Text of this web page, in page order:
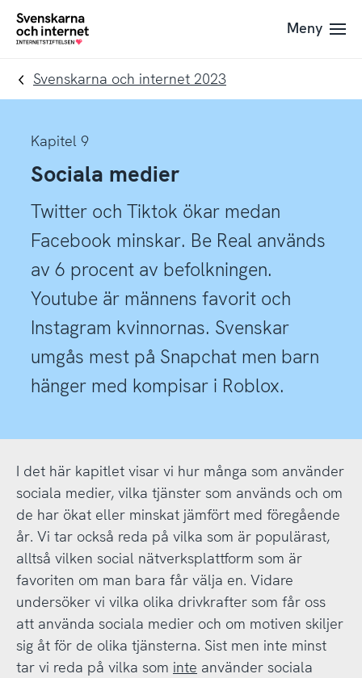
Till
navigation
Till
innehåll
To
Meny
Svenskarna och internet 2023
Kapitel 9
Sociala medier
Twitter och Tiktok ökar medan
Facebook minskar. Be Real används
av 6 procent av befolkningen.
Youtube är männens favorit och
Instagram kvinnornas. Svenskar
umgås mest på Snapchat men barn
hänger med kompisar i Roblox.
I det här kapitlet visar vi hur många som använder
sociala medier, vilka tjänster som används och om
de har ökat eller minskat jämfört med föregående
år. Vi tar också reda på vilka som är populärast,
alltså vilken social nätverksplattform som är
favoriten om man bara får välja en. Vidare
undersöker vi vilka olika drivkrafter som får oss
att använda sociala medier och om motiven skiljer
sig åt för de olika tjänsterna. Sist men inte minst
tar vi reda på vilka som inte använder sociala